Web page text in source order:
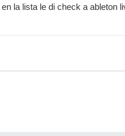
la lista le di check a ableton